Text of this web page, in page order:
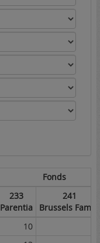
Fonds
233
Parentia
241
Brussels Family
10